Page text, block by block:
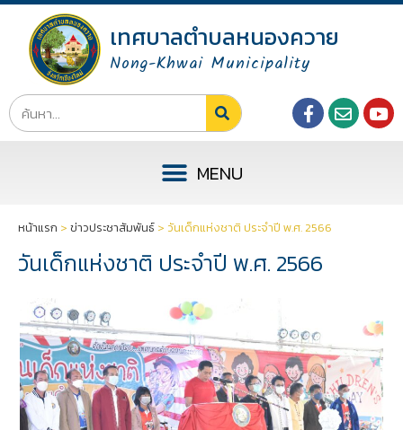
เทศบาลตำบลหนองควาย
Nong-Khwai Municipality
หน้าแรก > ข่าวประชาสัมพันธ์ > วันเด็กแห่งชาติ ประจำปี พ.ศ. 2566
วันเด็กแห่งชาติ ประจำปี พ.ศ. 2566